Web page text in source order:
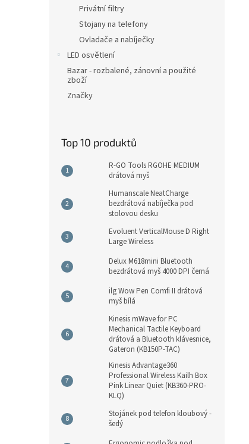
Privátní filtry
Stojany na telefony
Ovladače a nabíječky
LED osvětlení
Bazar - rozbalené, zánovní a použité
zboží
Značky
Top 10 produktů
R-GO Tools RGOHE MEDIUM
drátová myš
Humanscale NeatCharge
bezdrátová nabíječka pod
stolovou desku
Evoluent VerticalMouse D Right
Large Wireless
Delux M618mini Bluetooth
bezdrátová myš 4000 DPI černá
ilg Wow Pen Comfi II drátová
myš bílá
Kinesis mWave for PC
Mechanical Tactile Keyboard
drátová a Bluetooth klávesnice,
Gateron (KB150P-TAC)
Kinesis Advantage360
Professional Wireless Kailh Box
Pink Linear Quiet (KB360-PRO-
KLQ)
Stojánek pod telefon kloubový -
šedý